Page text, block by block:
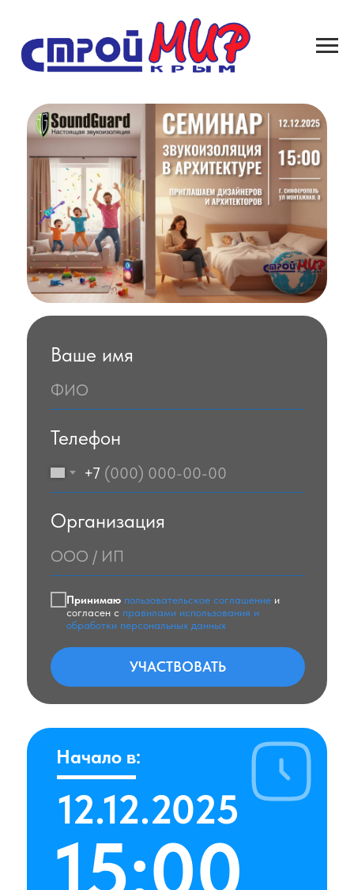
Ваше имя
ФИО
Телефон
+7
Организация
ООО / ИП
Принимаю пользовательское соглашение и
согласен с правилами использования и
обработки персональных данных
УЧАСТВОВАТЬ
Начало в:
12.12.2025
15:00